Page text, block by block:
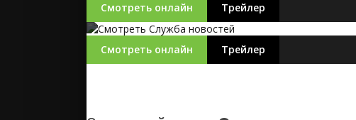
Смотреть онлайн Трейлер
Смотреть онлайн Трейлер